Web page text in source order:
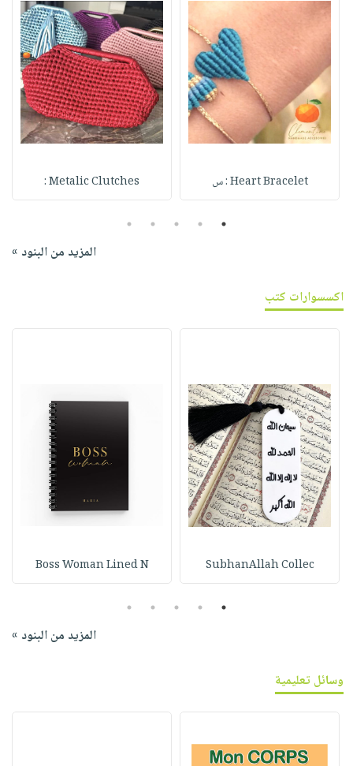
Heart Bracelet : س Metalic Clutches :
1
2
3
4
5
المزيد من البنود »
اكسسوارات كتب
SubhanAllah Collec
Boss Woman Lined N
1
2
3
4
5
المزيد من البنود »
وسائل تعليمية